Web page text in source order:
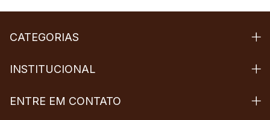
CATEGORIAS
INSTITUCIONAL
ENTRE EM CONTATO